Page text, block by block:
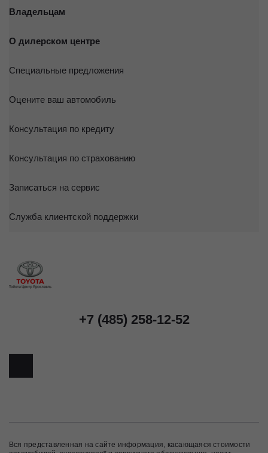
Владельцам
О дилерском центре
Специальные предложения
Оцените ваш автомобиль
Консультация по кредиту
Консультация по страхованию
Записаться на сервис
Служба клиентской поддержки
+7 (485) 258-12-52
Вся представленная на сайте информация, касающаяся стоимости